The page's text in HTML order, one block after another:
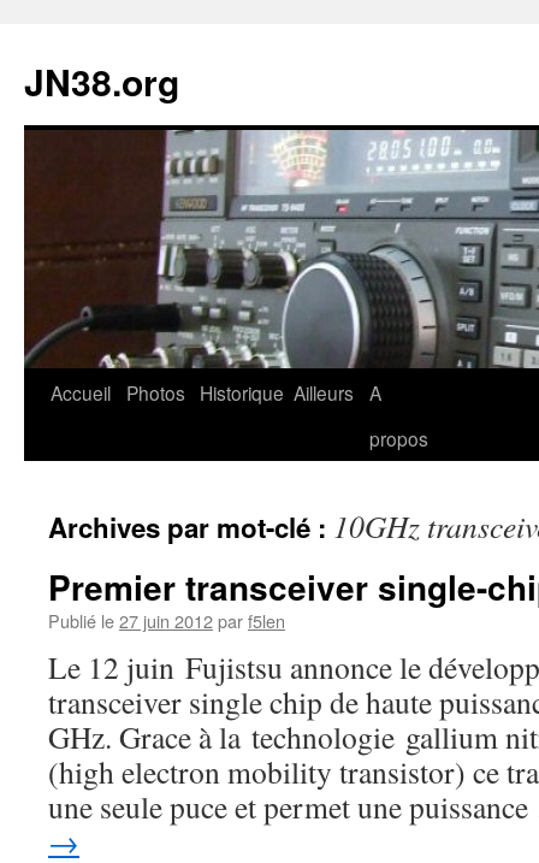
JN38.org
Aller
Accueil Photos Historique Ailleurs
A
propos
Archives par mot-clé : 10GHz
Premier transceiver single-
Publié le27 juin 2012parf5len
Le 12 juin Fujistsu annonce le
transceiver single chip de haute
GHz. Grace à la technologie gallium
(high electron mobility transistor) ce
une seule puce et permet une
→